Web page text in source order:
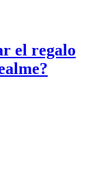
el regalo